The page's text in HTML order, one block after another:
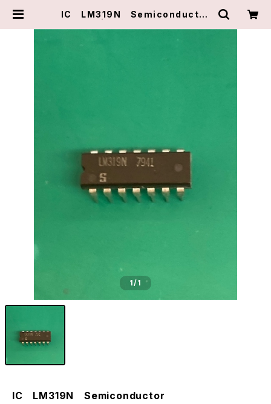
IC LM319N Semiconductor
1/1
IC LM319N Semiconductor